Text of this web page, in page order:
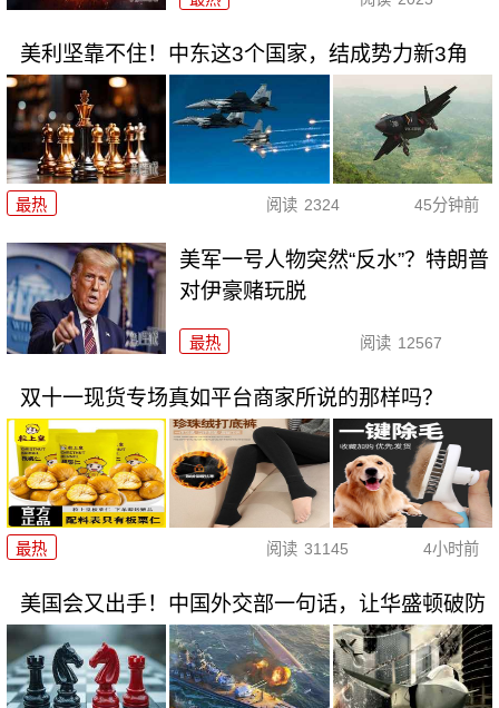
美利坚靠不住！中东这3个国家，结成势力新3角
最热 阅读 2324 45分钟前
美军一号人物突然“反水”？特朗普
对伊豪赌玩脱
最热 阅读 12567
双十一现货专场真如平台商家所说的那样吗？
最热 阅读 31145 4小时前
美国会又出手！中国外交部一句话，让华盛顿破防